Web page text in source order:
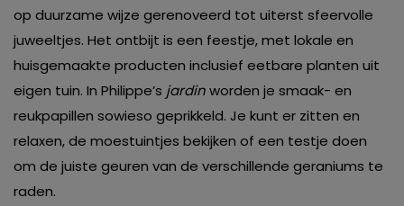
op duurzame wijze gerenoveerd tot uiterst sfeervolle
juweeltjes. Het ontbijt is een feestje, met lokale en
huisgemaakte producten inclusief eetbare planten uit
eigen tuin. In Philippe’s jardinworden je smaak- en
reukpapillen sowieso geprikkeld. Je kunt er zitten en
relaxen, de moestuintjes bekijken of een testje doen
om de juiste geuren van de verschillende geraniums te
raden.